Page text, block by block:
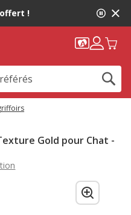
offert !
Gold pour Chat -